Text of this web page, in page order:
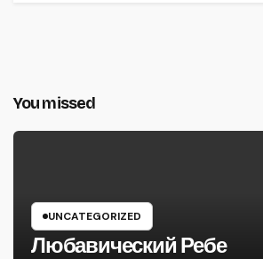
You missed
UNCATEGORIZED
Любавический Ребе